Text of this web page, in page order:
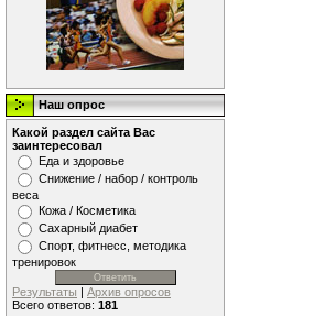
Наш опрос
Какой раздел сайта Вас
заинтересовал
Еда и здоровье
Снижение / набор / контроль
веса
Кожа / Косметика
Сахарный диабет
Спорт, фитнесс, методика
тренировок
Результаты | Архив опросов
Всего ответов: 181